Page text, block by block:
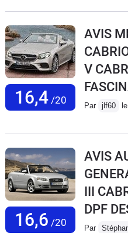
16,4/20
AVIS
V
Par jlf60
16,6 /20
AVIS
III
DPF
Par